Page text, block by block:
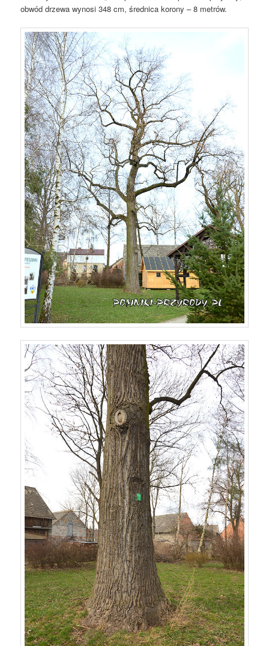
obwód drzewa wynosi 348 cm, średnica korony – 8 metrów.